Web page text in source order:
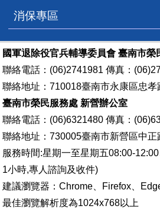
消保專區
國軍退除役官兵輔導委員會 臺南市榮
聯絡電話：(06)2741981 傳真：
聯絡地址：710018臺南市永康區忠孝
臺南市榮民服務處 新營辦公室
聯絡電話：(06)6321480 傳真：
聯絡地址：730005臺南市新營區中正
服務時間:星期一至星期五08:00-
1小時,專人諮詢及收件)
建議瀏覽器：Chrome、Firefox、
最佳瀏覽解析度為1024x768以上